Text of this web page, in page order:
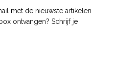
met de nieuwste artikelen
ontvangen? Schrijf je